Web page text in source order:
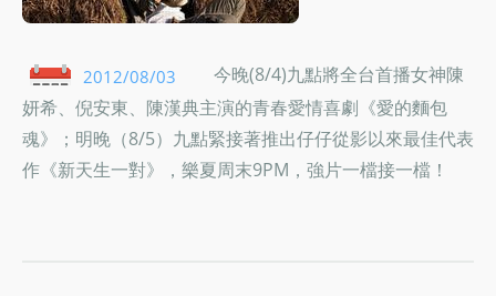
2012/08/03
今晚(8/4)九點將全台首播女神陳
妍希、倪安東、陳漢典主演的青春愛情喜劇《愛的麵包
魂》；明晚（8/5）九點緊接著推出仔仔從影以來最佳代表
作《新天生一對》，樂夏周末9PM，強片一檔接一檔！